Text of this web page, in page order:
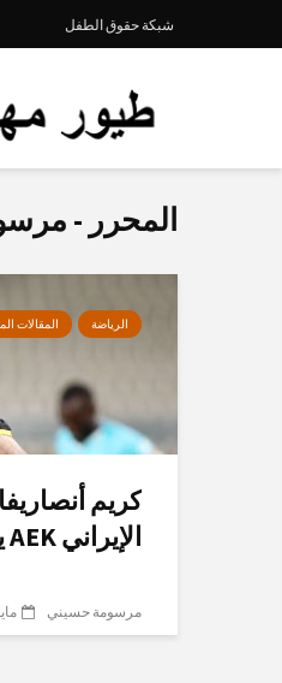
شبكة حقوق الطفل
المحرر -
الرياضة المقالات
كريم
الإيراني AEK يتحدث إلى الطيور...
مرسومة حسيني مايو 29,